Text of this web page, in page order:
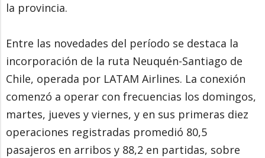
la provincia.
Entre las novedades del período se destaca la
incorporación de la ruta Neuquén-Santiago de
Chile, operada por LATAM Airlines. La conexión
comenzó a operar con frecuencias los domingos,
martes, jueves y viernes, y en sus primeras diez
operaciones registradas promedió 80,5
pasajeros en arribos y 88,2 en partidas, sobre